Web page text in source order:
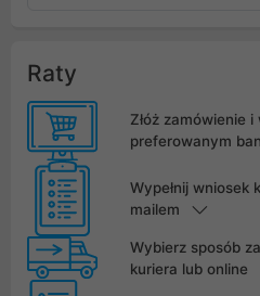
Raty
Złóż zamówienie
preferowanym
Wypełnij
mailem
Wybierz sposób
kuriera lub online